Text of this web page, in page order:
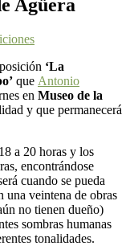
Agüera
‘La
que Antonio
en Museo de la
y que permanecerá
a 20 horas y los
encontrándose
cuando se pueda
una veintena de obras
no tienen dueño)
sombras humanas
tonalidades.